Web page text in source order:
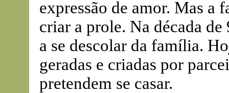
expressão de amor. Mas a
criar a prole. Na década
a se descolar da família.
geradas e criadas por
pretendem se casar.